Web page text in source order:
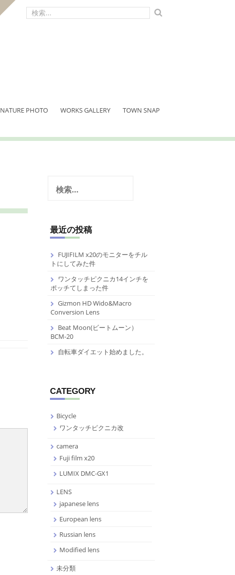
検
索:
NATURE PHOTO WORKS GALLERY TOWN SNAP
最近の投稿
FUJIFILM x20のモニターをチル
トにしてみた件
ワンタッチピクニカ14インチを
ポッチてしまった件
Gizmon HD Wido&Macro
Conversion Lens
Beat Moon(ビートムーン）
BCM-20
自転車ダイエット始めました。
CATEGORY
Bicycle
ワンタッチピクニカ改
camera
Fuji film x20
LUMIX DMC-GX1
LENS
japanese lens
European lens
Russian lens
Modified lens
未分類